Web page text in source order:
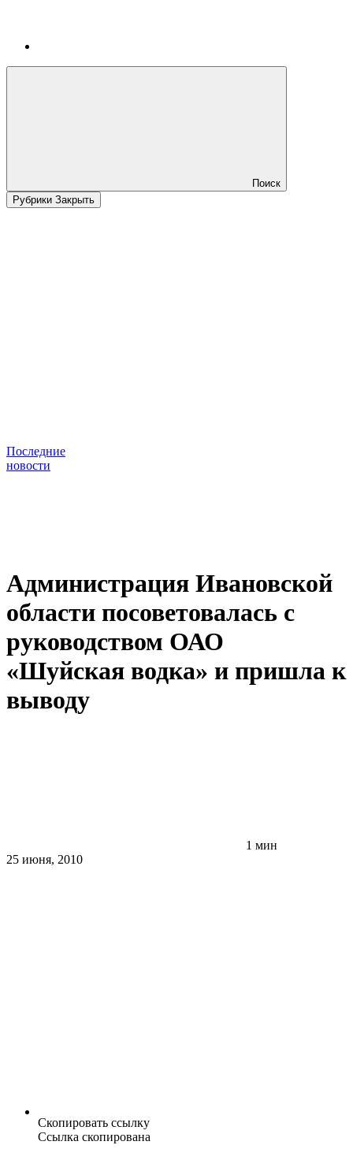
Поиск
Рубрики Закрыть
Последние
новости
Администрация Ивановской
области посоветовалась с
руководством ОАО
«Шуйская водка» и пришла к
выводу
1 мин
25 июня, 2010
Скопировать ссылку
Ссылка скопирована